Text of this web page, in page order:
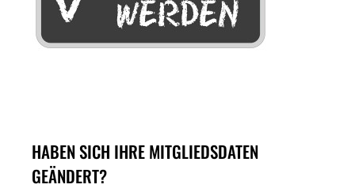
HABEN SICH IHRE MITGLIEDSDATEN
GEÄNDERT?